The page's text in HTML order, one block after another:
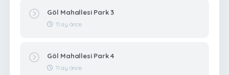
Göl Mahallesi Park 3
11 ay önce
Göl Mahallesi Park 4
11 ay önce